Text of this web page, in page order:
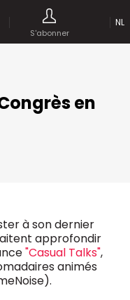
S'abonner
NL
en
à son dernier
approfondir
"Casual Talks",
animés
25 boite 5
effectuer une
(dans le même
une recherche
des
notre